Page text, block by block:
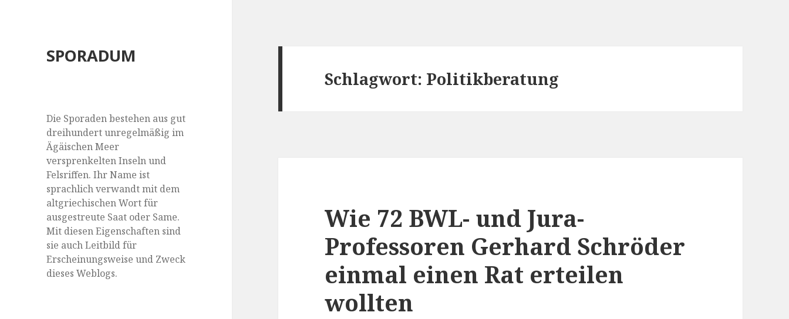
SPORADUM
Die Sporaden bestehen aus gut
dreihundert unregelmäßig im
Ägäischen Meer
versprenkelten Inseln und
Felsriffen. Ihr Name ist
sprachlich verwandt mit dem
altgriechischen Wort für
ausgestreute Saat oder Same.
Mit diesen Eigenschaften sind
sie auch Leitbild für
Erscheinungsweise und Zweck
dieses Weblogs.
Schlagwort: Politikberatung
Wie 72 BWL- und Jura-
Professoren Gerhard Schröder
einmal einen Rat erteilen
wollten